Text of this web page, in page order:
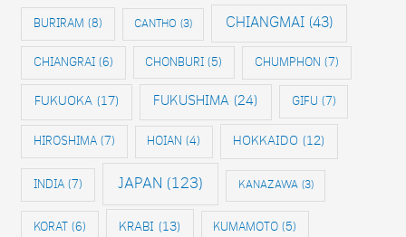
BURIRAM (8) CANTHO (3) CHIANGMAI (43)
CHIANGRAI (6) CHONBURI (5) CHUMPHON (7)
FUKUOKA (17) FUKUSHIMA (24) GIFU (7)
HIROSHIMA (7) HOIAN (4) HOKKAIDO (12)
INDIA (7) JAPAN (123) KANAZAWA(3)
KORAT (6) KRABI (13) KUMAMOTO (5)